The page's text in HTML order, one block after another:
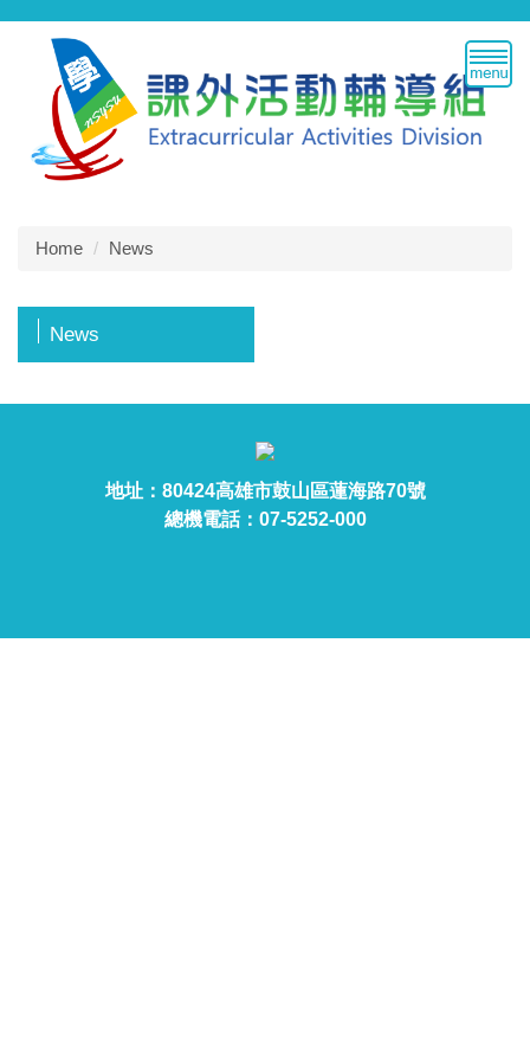
Jump
content
block
Home News
News
地址：80424高雄市鼓山區蓮海路70號
總機電話：07-5252-000